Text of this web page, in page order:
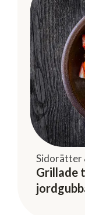
Sidorätter
Grillade